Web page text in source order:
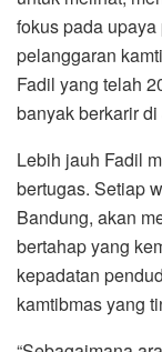
fokus pada
pelanggaran
Fadil yang telah
banyak berkarir di
Lebih jauh Fadil
bertugas. Setiap
Bandung, akan
bertahap yang
kepadatan
kamtibmas yang